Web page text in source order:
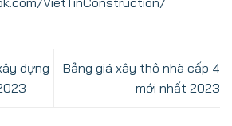
dựng
Bảng giá xây thô nhà cấp 4
mới nhất 2023